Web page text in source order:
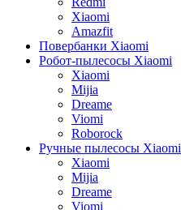
Xiaomi
Amazfit
Повербанки Xiaomi
Робот-пылесосы Xiaomi
Xiaomi
Mijia
Dreame
Viomi
Roborock
Ручные пылесосы Xiaomi
Xiaomi
Mijia
Dreame
Viomi